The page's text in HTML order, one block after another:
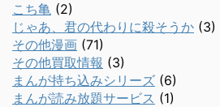
こち亀 (2)
じゃあ、君の代わりに殺そうか (3)
その他漫画 (71)
その他買取情報 (3)
まんが持ち込みシリーズ (6)
まんが読み放題サービス (1)